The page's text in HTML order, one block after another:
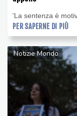
'La sentenza è
PER SAPERNE DI PIÙ
Notizie Mondo